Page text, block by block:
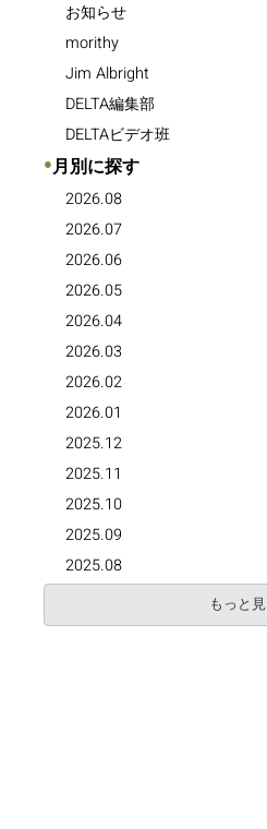
お知らせ
morithy
Jim Albright
DELTA編集部
DELTAビデオ班
●月別に探す
2026.08
2026.07
2026.06
2026.05
2026.04
2026.03
2026.02
2026.01
2025.12
2025.11
2025.10
2025.09
2025.08
もっと